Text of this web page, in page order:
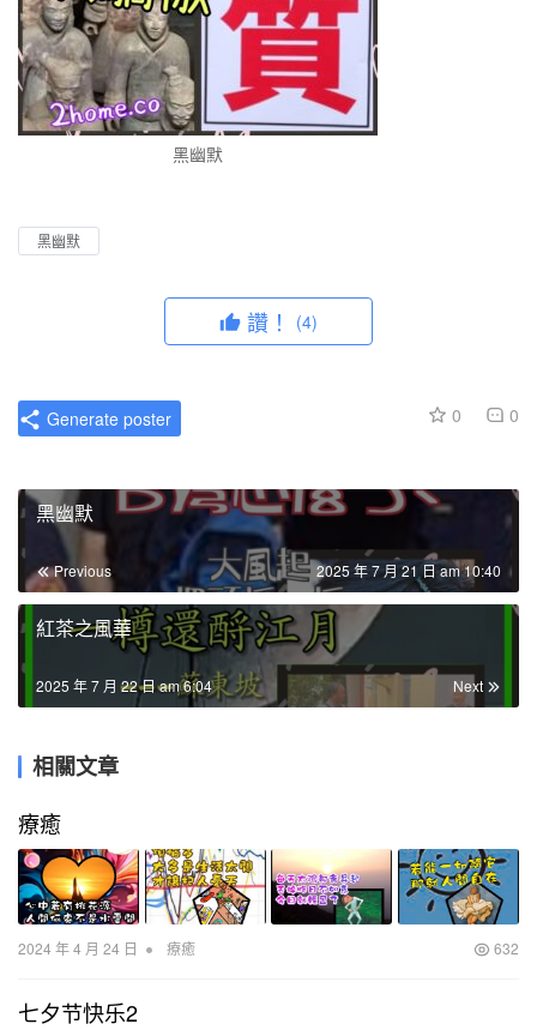
黑幽默
黑幽默
讚！ (4)
0 0
Generate poster
黑幽默
Previous 2025 年 7 月 21 日 am 10:40
紅茶之風華
Next
2025 年 7 月 22 日 am 6:04
相關文章
療癒
2024 年 4 月 24 日 • 療癒 632
七夕节快乐2